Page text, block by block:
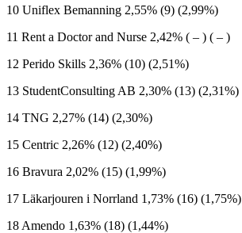
10 Uniflex Bemanning 2,55% (9) (2,99%)
11 Rent a Doctor and Nurse 2,42% ( – ) ( – )
12 Perido Skills 2,36% (10) (2,51%)
13 StudentConsulting AB 2,30% (13) (2,31%)
14 TNG 2,27% (14) (2,30%)
15 Centric 2,26% (12) (2,40%)
16 Bravura 2,02% (15) (1,99%)
17 Läkarjouren i Norrland 1,73% (16) (1,75%)
18 Amendo 1,63% (18) (1,44%)